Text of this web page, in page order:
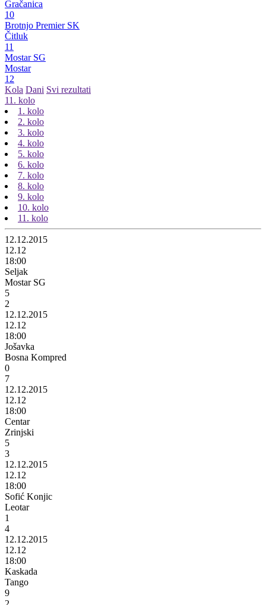
Gračanica
10
Brotnjo Premier SK
Čitluk
11
Mostar SG
Mostar
12
Kola Dani Svi rezultati
11. kolo
1. kolo
2. kolo
3. kolo
4. kolo
5. kolo
6. kolo
7. kolo
8. kolo
9. kolo
10. kolo
11. kolo
12.12.2015
12.12
18:00
Seljak
Mostar SG
5
2
12.12.2015
12.12
18:00
Jošavka
Bosna Kompred
0
7
12.12.2015
12.12
18:00
Centar
Zrinjski
5
3
12.12.2015
12.12
18:00
Sofić Konjic
Leotar
1
4
12.12.2015
12.12
18:00
Kaskada
Tango
9